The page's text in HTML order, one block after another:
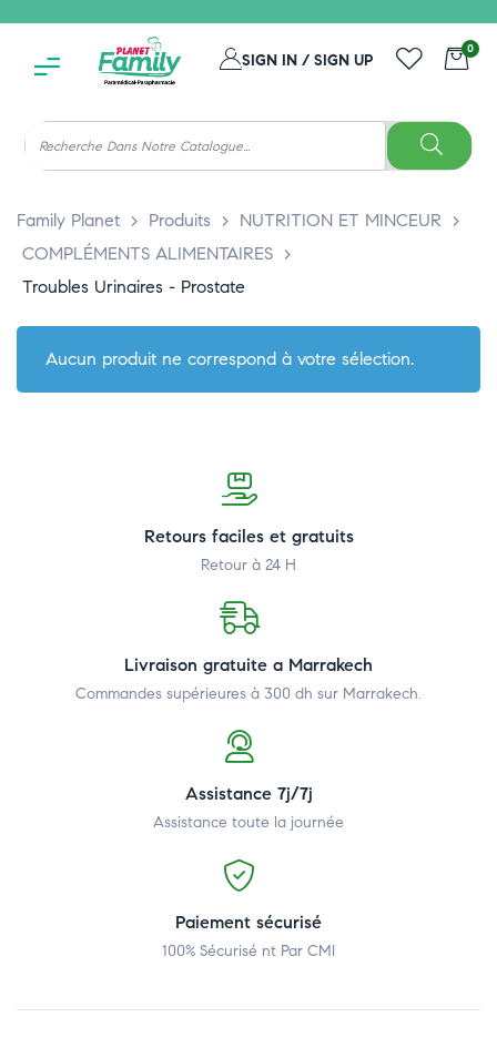
SIGN IN / SIGN UP
0
Family Planet > Produits > NUTRITION ET MINCEUR >
COMPLÉMENTS ALIMENTAIRES >
Troubles Urinaires - Prostate
Aucun produit ne correspond à votre sélection.
Retours faciles et gratuits
Retour à 24 H
Livraison gratuite a Marrakech
Commandes supérieures à 300 dh sur Marrakech.
Assistance 7j/7j
Assistance toute la journée
Paiement sécurisé
100% Sécurisé nt Par CMI